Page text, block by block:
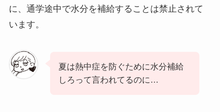
に、通学途中で水分を補給することは禁止されて
います。
夏は熱中症を防ぐために水分補給
しろって言われてるのに…